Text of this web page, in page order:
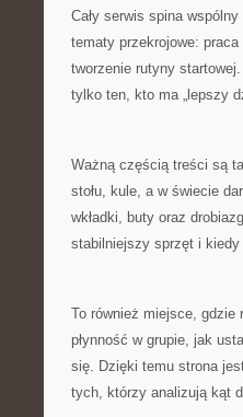
Cały serwis spina
tematy przekrojowe:
tworzenie rutyny
tylko ten, kto ma „lepszy
Ważną częścią treści są
stołu, kule, a w świecie
wkładki, buty oraz
stabilniejszy sprzęt i
To również miejsce, gdzie
płynność w grupie, jak
się. Dzięki temu strona
tych, którzy analizują kąt